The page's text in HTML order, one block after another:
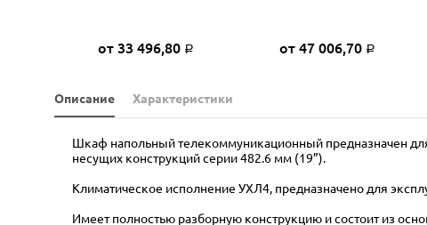
от 33 496,80 Р от 47 006,70 Р
Описание Характеристики
Шкаф напольный телекоммуникационный предназначен
несущих конструкций серии 482.6 мм (19”).
Климатическое исполнение УХЛ4, предназначено для
Имеет полностью разборную конструкцию и состоит из